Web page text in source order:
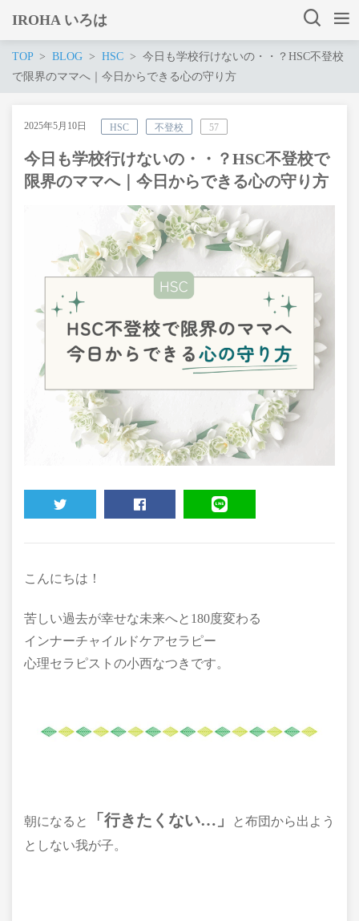
IROHA いろは
TOP BLOG HSC
今日も学校行けないの・・？HSC不登校
で限界のママへ｜今日からできる心の守り方
2025年5月10日 HSC 不登校 57
今日も学校行けないの・・？HSC不登校で
限界のママへ｜今日からできる心の守り方
こんにちは！
苦しい過去が幸せな未来へと180度変わる
インナーチャイルドケアセラピー
心理セラピストの小西なつきです。
朝になると 「行きたくない…」
と布団から出よう
としない我が子。